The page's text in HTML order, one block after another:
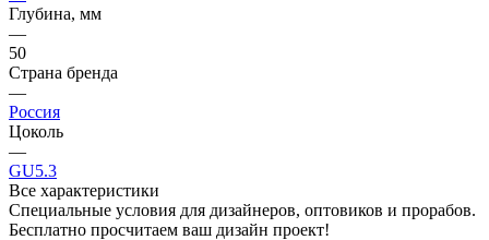
Глубина, мм
—
50
Страна бренда
—
Россия
Цоколь
—
GU5.3
Все характеристики
Специальные условия для дизайнеров, оптовиков и прорабов.
Бесплатно просчитаем ваш дизайн проект!